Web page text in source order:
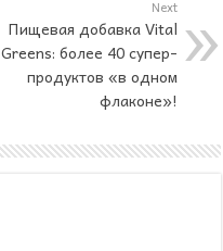
Next
Пищевая добавка Vital
Greens: более 40 супер-
продуктов «в одном
флаконе»!